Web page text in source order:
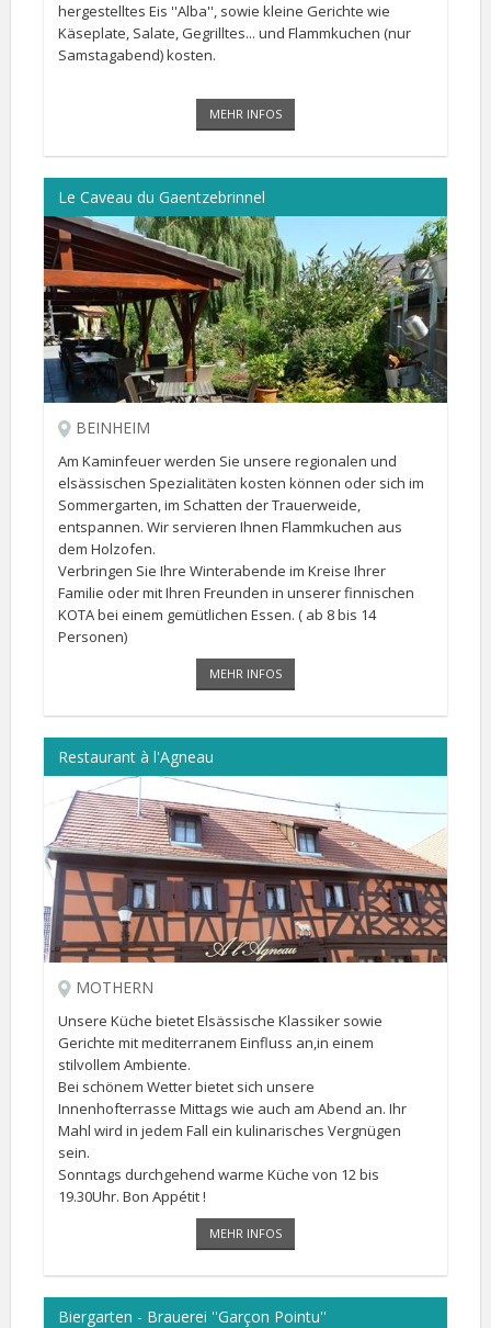
hergestelltes Eis ''Alba'', sowie kleine Gerichte wie
Käseplate, Salate, Gegrilltes... und Flammkuchen (nur
Samstagabend) kosten.
MEHR INFOS
Le Caveau du Gaentzebrinnel
BEINHEIM
Am Kaminfeuer werden Sie unsere regionalen und
elsässischen Spezialitäten kosten können oder sich im
Sommergarten, im Schatten der Trauerweide,
entspannen. Wir servieren Ihnen Flammkuchen aus
dem Holzofen.
Verbringen Sie Ihre Winterabende im Kreise Ihrer
Familie oder mit Ihren Freunden in unserer finnischen
KOTA bei einem gemütlichen Essen. ( ab 8 bis 14
Personen)
Mitglied der Bruderschaft "Der echte Elsässische
MEHR INFOS
Restaurant à l'Agneau
MOTHERN
Unsere Küche bietet Elsässische Klassiker sowie
Gerichte mit mediterranem Einfluss an,in einem
stilvollem Ambiente.
Bei schönem Wetter bietet sich unsere
Innenhofterrasse Mittags wie auch am Abend an. Ihr
Mahl wird in jedem Fall ein kulinarisches Vergnügen
sein.
Sonntags durchgehend warme Küche von 12 bis
19.30Uhr. Bon Appétit !
MEHR INFOS
Biergarten - Brauerei ''Garçon Pointu''